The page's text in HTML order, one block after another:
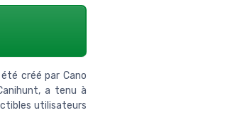
créé par Cano
a tenu à
utilisateurs